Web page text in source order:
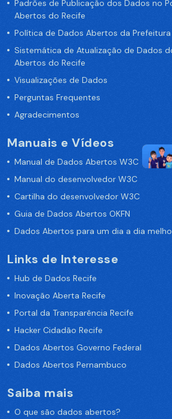
Padrões de Publicação dos Dados no
Abertos do Recife
Política de Dados Abertos da
Sistemática de Atualização de Dados
Abertos do Recife
Visualizações de Dados
Perguntas Frequentes
Agradecimentos
Manuais e Vídeos
Manual de Dados Abertos W3C
Manual do desenvolvedor W3C
Cartilha do desenvolvedor W3C
Guia de Dados Abertos OKFN
Dados Abertos para um dia a dia
Links de Interesse
Hub de Dados Recife
Inovação Aberta Recife
Portal da Transparência Recife
Hacker Cidadão Recife
Dados Abertos Governo Federal
Dados Abertos Pernambuco
Saiba mais
O que são dados abertos?